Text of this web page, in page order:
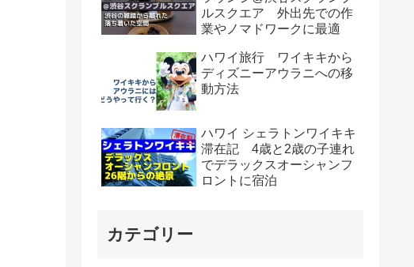
ルスクエア 外出先での作
業やノマドワークに最適
ハワイ旅行 ワイキキから
ディズニーアウラニへの移
動方法
ハワイ シェラトンワイキキ
滞在記 4歳と2歳の子連れ
でデラックスオーシャンフ
ロントに宿泊
カテゴリー